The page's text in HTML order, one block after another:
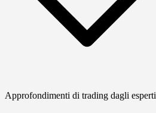
Approfondimenti di trading dagli esperti